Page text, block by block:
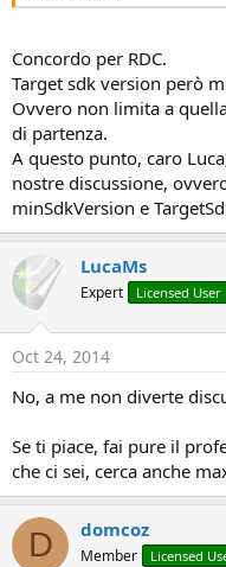
Concordo per RDC.
Target sdk version però
Ovvero non limita a
di partenza.
A questo punto, caro
nostre discussione,
minSdkVersion e
LucaMs
Expert Licensed User
Oct 24, 2014
No, a me non diverte
Se ti piace, fai pure il
che ci sei, cerca anche
D domcoz
Member Licensed